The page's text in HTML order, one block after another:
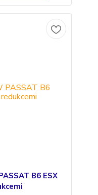
B6 ESX